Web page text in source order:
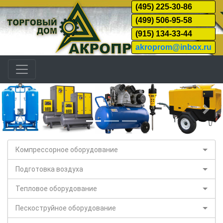
(495) 225-30-86
(499) 506-95-58
(915) 134-33-44
akroprom@inbox.ru
Назад
Компрессорное оборудование
Подготовка воздуха
Тепловое оборудование
Пескоструйное оборудование